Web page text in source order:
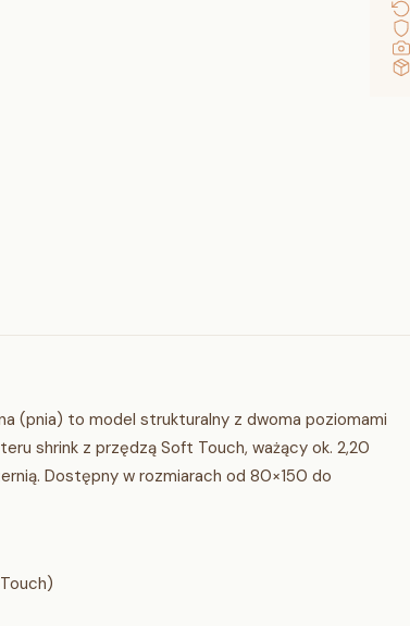
(pnia) to model strukturalny z dwoma poziomami
shrink z przędzą Soft Touch, ważący ok. 2,20
Dostępny w rozmiarach od 80×150 do